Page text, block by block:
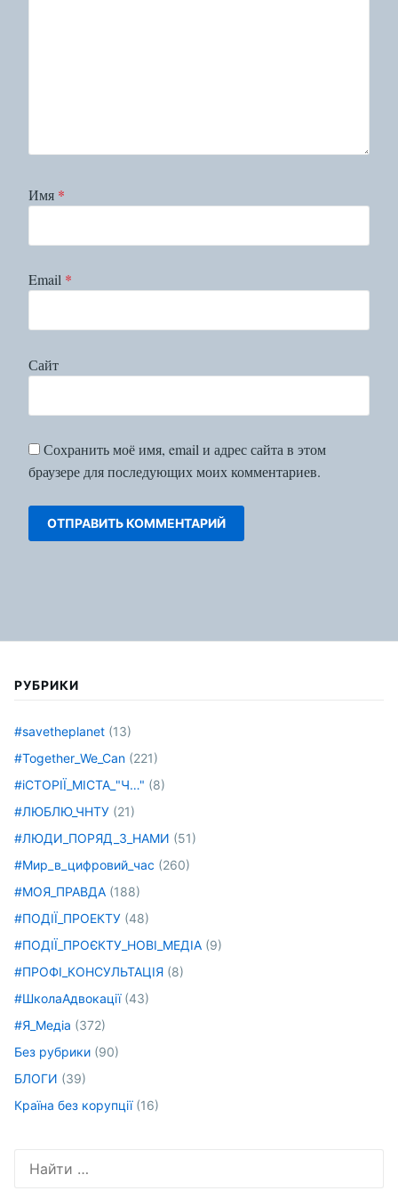
Имя *
Email *
Сайт
Сохранить моё имя, email и адрес сайта в этом
браузере для последующих моих комментариев.
РУБРИКИ
#savetheplanet (13)
#Together_We_Can (221)
#іСТОРІЇ_МІСТА_"Ч…" (8)
#ЛЮБЛЮ_ЧНТУ (21)
#ЛЮДИ_ПОРЯД_З_НАМИ (51)
#Мир_в_цифровий_час (260)
#МОЯ_ПРАВДА (188)
#ПОДІЇ_ПРОЕКТУ (48)
#ПОДІЇ_ПРОЄКТУ_НОВІ_МЕДІА (9)
#ПРОФІ_КОНСУЛЬТАЦІЯ (8)
#ШколаАдвокації(43)
#Я_Медіа (372)
Без рубрики (90)
БЛОГИ (39)
Країна без корупції(16)